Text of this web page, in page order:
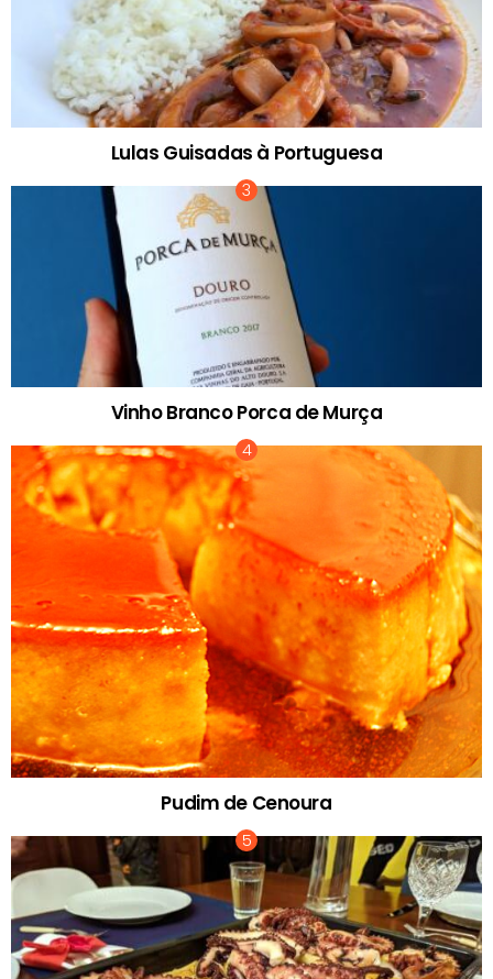
Lulas Guisadas à Portuguesa
Vinho Branco Porca de Murça
Pudim de Cenoura